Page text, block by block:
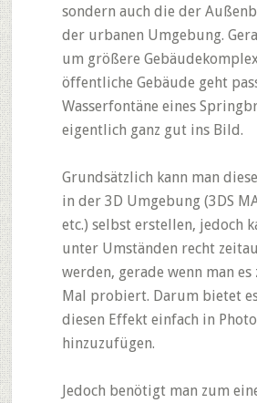
sondern auch die der
der urbanen Umgebung.
um größere
öffentliche Gebäude geht
Wasserfontäne eines
eigentlich ganz gut ins Bild.
Grundsätzlich kann man
in der 3D Umgebung (3DS
etc.) selbst erstellen, jedoch
unter Umständen recht
werden, gerade wenn man es
Mal probiert. Darum bietet
diesen Effekt einfach in
hinzuzufügen.
Jedoch benötigt man zum